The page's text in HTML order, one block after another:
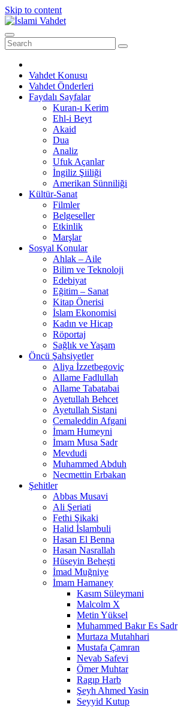
Skip to content
Vahdet Konusu
Vahdet Önderleri
Faydalı Sayfalar
Kuran-ı Kerim
Ehl-i Beyt
Akaid
Dua
Analiz
Ufuk Açanlar
İngiliz Şiiliği
Amerikan Sünniliği
Kültür-Sanat
Filmler
Belgeseller
Etkinlik
Marşlar
Sosyal Konular
Ahlak – Aile
Bilim ve Teknoloji
Edebiyat
Eğitim – Sanat
Kitap Önerisi
İslam Ekonomisi
Kadın ve Hicap
Röportaj
Sağlık ve Yaşam
Öncü Şahsiyetler
Aliya İzzetbegoviç
Allame Fadlullah
Allame Tabatabai
Ayetullah Behcet
Ayetullah Sistani
Cemaleddin Afgani
İmam Humeyni
İmam Musa Sadr
Mevdudi
Muhammed Abduh
Necmettin Erbakan
Şehitler
Abbas Musavi
Ali Şeriati
Fethi Şikaki
Halid İslambuli
Hasan El Benna
Hasan Nasrallah
Hüseyin Beheşti
İmad Muğniye
İmam Hamaney
Kasım Süleymani
Malcolm X
Metin Yüksel
Muhammed Bakır Es Sadr
Murtaza Mutahhari
Mustafa Çamran
Nevab Safevi
Ömer Muhtar
Ragıp Harb
Şeyh Ahmed Yasin
Seyyid Kutup